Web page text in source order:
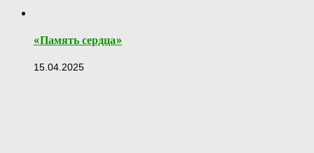
«Память сердца»
15.04.2025